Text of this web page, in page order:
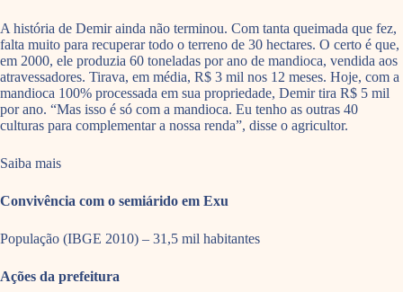
A história de Demir ainda não terminou. Com tanta queimada que fez,
falta muito para recuperar todo o terreno de 30 hectares. O certo é que,
em 2000, ele produzia 60 toneladas por ano de mandioca, vendida aos
atravessadores. Tirava, em média, R$ 3 mil nos 12 meses. Hoje, com a
mandioca 100% processada em sua propriedade, Demir tira R$ 5 mil
por ano. “Mas isso é só com a mandioca. Eu tenho as outras 40
culturas para complementar a nossa renda”, disse o agricultor.
Saiba mais
Convivência com o semiárido em Exu
População (IBGE 2010) – 31,5 mil habitantes
Ações da prefeitura